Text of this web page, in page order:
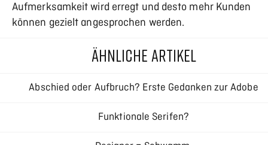
Aufmerksamkeit wird erregt und desto mehr Kunden
können gezielt angesprochen werden.
ÄHNLICHE ARTIKEL
Abschied oder Aufbruch? Erste Gedanken zur Adobe
Creative Cloud
Funktionale Serifen?